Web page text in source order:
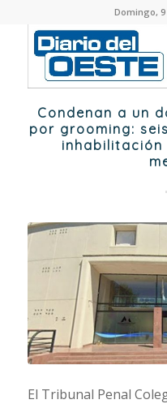
Domingo,
Condenan a un
por grooming:
El Tribunal Penal